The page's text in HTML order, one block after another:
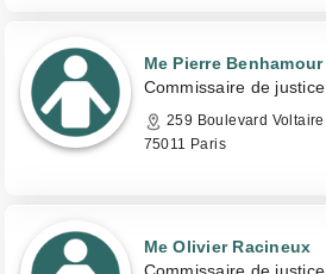
Me Pierre Benhamour
Commissaire de justice
259 Boulevard Voltaire
75011 Paris
Me Olivier Racineux